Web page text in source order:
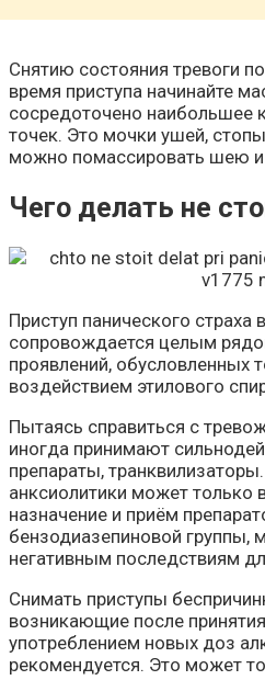
Снятию состояния тревоги
время приступа начинайте
сосредоточено наибольшее
точек. Это мочки ушей,
можно помассировать шею и
Чего делать не
Приступ панического страха
сопровождается целым
проявлений, обусловленных
воздействием этилового
Пытаясь справиться с
иногда принимают
препараты,
анксиолитики может только
назначение и приём
бензодиазепиновой группы,
негативным последствиям
Снимать приступы
возникающие после
употреблением новых доз
рекомендуется. Это может